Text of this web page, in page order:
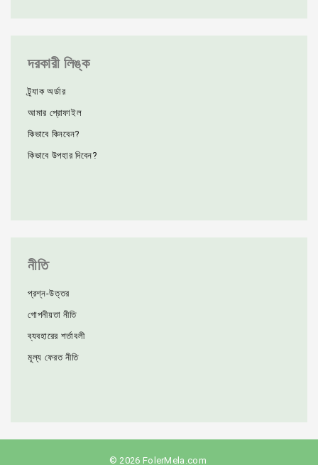
দরকারী লিঙ্ক
ট্র্যাক অর্ডার
আমার প্রোফাইল
কিভাবে কিনবেন?
কিভাবে উপহার দিবেন?
নীতি
প্রশ্ন-উত্তর
গোপনীয়তা নীতি
ব্যবহারের শর্তাবলী
মূল্য ফেরত নীতি
© 2026 FolerMela.com